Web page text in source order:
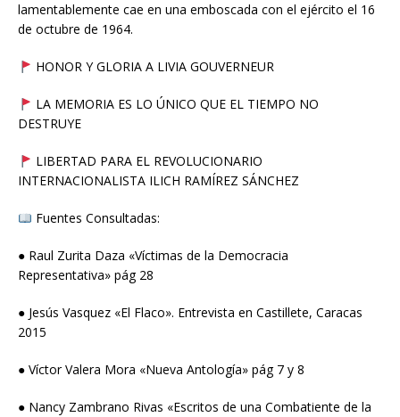
lamentablemente cae en una emboscada con el ejército el 16
de octubre de 1964.
HONOR Y GLORIA A LIVIA GOUVERNEUR
LA MEMORIA ES LO ÚNICO QUE EL TIEMPO NO
DESTRUYE
LIBERTAD PARA EL REVOLUCIONARIO
INTERNACIONALISTA ILICH RAMÍREZ SÁNCHEZ
Fuentes Consultadas:
● Raul Zurita Daza «Víctimas de la Democracia
Representativa» pág 28
● Jesús Vasquez «El Flaco». Entrevista en Castillete, Caracas
2015
● Víctor Valera Mora «Nueva Antología» pág 7 y 8
● Nancy Zambrano Rivas «Escritos de una Combatiente de la